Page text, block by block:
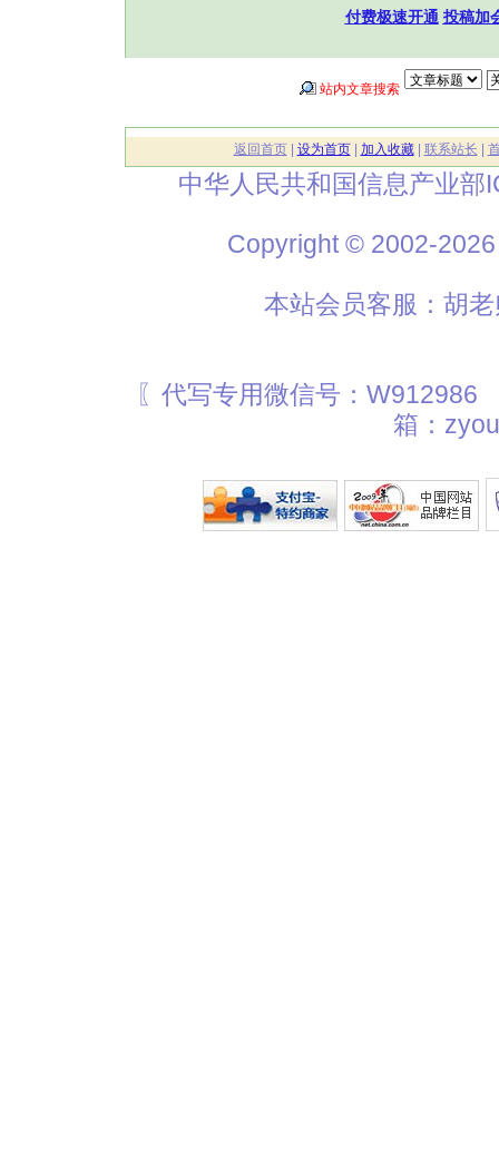
付费极速开通 投稿加
站内文章搜索
返回首页| 设为首页| 加入收藏| 联系站长
中华人民共和国信息产业部
Copyright © 2002-
本站会员客服：胡
〖代写专用微信号：
箱：